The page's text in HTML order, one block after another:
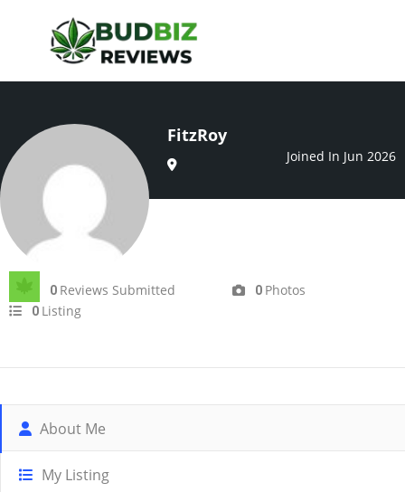
FitzRoy
Joined In Jun 2026
0 Reviews Submitted 0 Photos
0 Listing
About Me
My Listing